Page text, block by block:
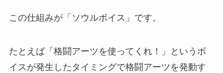
この仕組みが「ソウルボイス」です。
たとえば「格闘アーツを使ってくれ！」というボ
イスが発生したタイミングで格闘アーツを発動す